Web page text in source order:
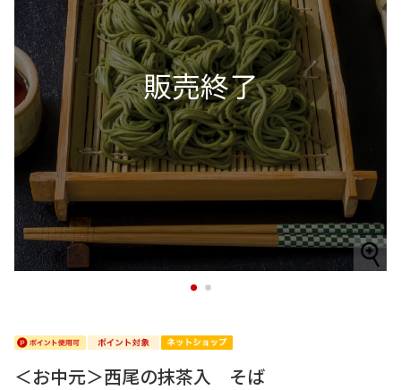
1 2
＜お中元＞西尾の抹茶入 そば